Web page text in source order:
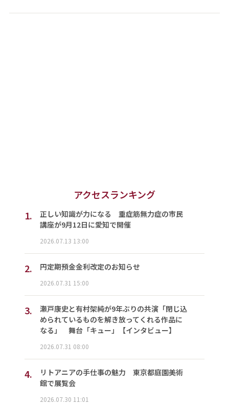
アクセスランキング
1.
正しい知識が力になる 重症筋無力症の市民
講座が9月12日に愛知で開催
2026.07.13 13:00
2. 円定期預金金利改定のお知らせ
2026.07.31 15:00
3.
瀬戸康史と有村架純が9年ぶりの共演「閉じ込
められているものを解き放ってくれる作品に
なる」 舞台「キュー」【インタビュー】
2026.07.31 08:00
4.
リトアニアの手仕事の魅力 東京都庭園美術
館で展覧会
2026.07.30 11:01